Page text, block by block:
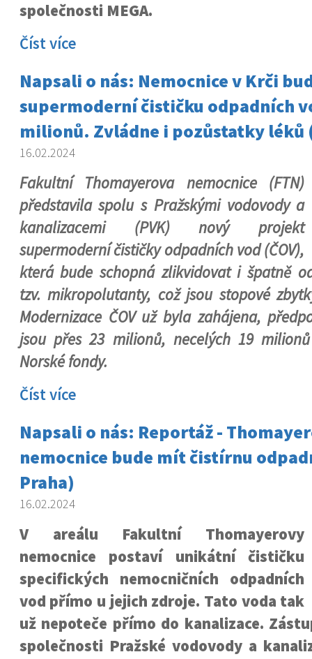
společnosti MEGA.
Číst více
Napsali o nás: Nemocnice v Krči
supermoderní čističku odpadních
milionů. Zvládne i pozůstatky léků
16.02.2024
Fakultní Thomayerova nemocnice (FTN)
představila spolu s Pražskými vodovody a
kanalizacemi (PVK) nový projekt
supermoderní čističky odpadních vod (ČOV),
která bude schopná zlikvidovat i špatně
tzv. mikropolutanty, což jsou stopové
Modernizace ČOV už byla zahájena,
jsou přes 23 milionů, necelých 19
Norské fondy.
Číst více
Napsali o nás: Reportáž -
nemocnice bude mít čistírnu
Praha)
16.02.2024
V areálu Fakultní Thomayerovy
nemocnice postaví unikátní čističku
specifických nemocničních odpadních
vod přímo u jejich zdroje. Tato voda tak
už nepoteče přímo do kanalizace.
společnosti Pražské vodovody a